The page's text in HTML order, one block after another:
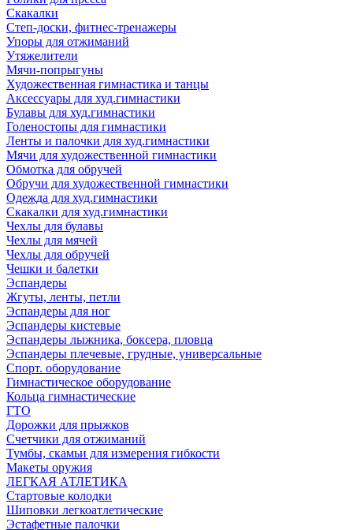
Скакалки
Степ-доски, фитнес-тренажеры
Упоры для отжиманий
Утяжелители
Мячи-попрыгуны
Художественная гимнастика и танцы
Аксессуары для худ.гимнастики
Булавы для худ.гимнастики
Голеностопы для гимнастики
Ленты и палочки для худ.гимнастики
Мячи для художественной гимнастики
Обмотка для обручей
Обручи для художественной гимнастики
Одежда для худ.гимнастики
Скакалки для худ.гимнастики
Чехлы для булавы
Чехлы для мячей
Чехлы для обручей
Чешки и балетки
Эспандеры
Жгуты, ленты, петли
Эспандеры для ног
Эспандеры кистевые
Эспандеры лыжника, боксера, пловца
Эспандеры плечевые, грудные, универсальные
Спорт. оборудование
Гимнастическое оборудование
Кольца гимнастические
ГТО
Дорожки для прыжков
Счетчики для отжиманий
Тумбы, скамьи для измерения гибкости
Макеты оружия
ЛЕГКАЯ АТЛЕТИКА
Стартовые колодки
Шиповки легкоатлетические
Эстафетные палочки